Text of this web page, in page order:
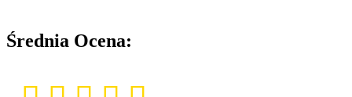
Średnia Ocena: